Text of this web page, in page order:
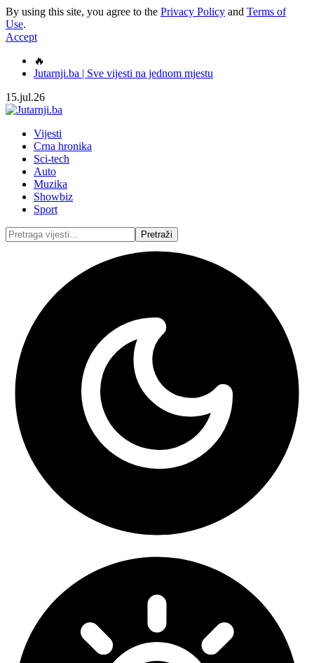
By using this site, you agree to the Privacy Policy and Terms of
Use.
Accept
🔥
Jutarnji.ba | Sve vijesti na jednom mjestu
15.jul.26
Vijesti
Crna hronika
Sci-tech
Auto
Muzika
Showbiz
Sport